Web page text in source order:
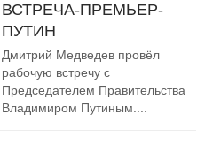
ВСТРЕЧА-ПРЕМЬЕР-
ПУТИН
Дмитрий Медведев провёл
рабочую встречу с
Председателем Правительства
Владимиром Путиным....